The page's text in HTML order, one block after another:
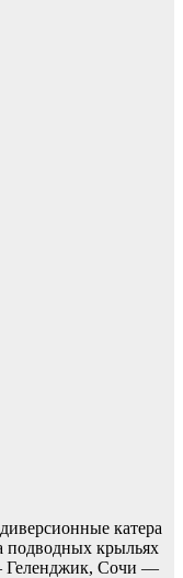
катера
подводных крыльях
Геленджик, Сочи —